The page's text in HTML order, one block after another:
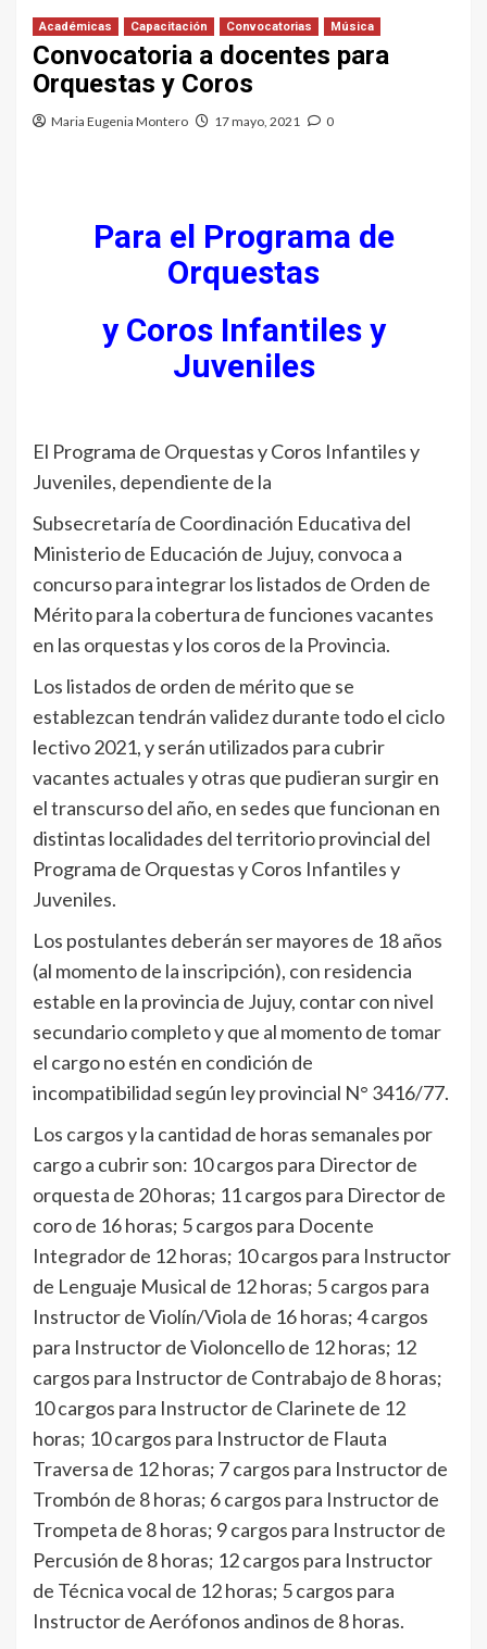
Académicas Capacitación Convocatorias Música
Convocatoria a docentes para
Orquestas y Coros
Maria Eugenia Montero 17 mayo, 2021 0
Para el Programa de
Orquestas
y Coros Infantiles y
Juveniles
El Programa de Orquestas y Coros Infantiles y
Juveniles, dependiente de la
Subsecretaría de Coordinación Educativa del
Ministerio de Educación de Jujuy, convoca a
concurso para integrar los listados de Orden de
Mérito para la cobertura de funciones vacantes
en las orquestas y los coros de la Provincia.
Los listados de orden de mérito que se
establezcan tendrán validez durante todo el ciclo
lectivo 2021, y serán utilizados para cubrir
vacantes actuales y otras que pudieran surgir en
el transcurso del año, en sedes que funcionan en
distintas localidades del territorio provincial del
Programa de Orquestas y Coros Infantiles y
Juveniles.
Los postulantes deberán ser mayores de 18 años
(al momento de la inscripción), con residencia
estable en la provincia de Jujuy, contar con nivel
secundario completo y que al momento de tomar
el cargo no estén en condición de
incompatibilidad según ley provincial N° 3416/77.
Los cargos y la cantidad de horas semanales por
cargo a cubrir son: 10 cargos para Director de
orquesta de 20 horas; 11 cargos para Director de
coro de 16 horas; 5 cargos para Docente
Integrador de 12 horas; 10 cargos para Instructor
de Lenguaje Musical de 12 horas; 5 cargos para
Instructor de Violín/Viola de 16 horas; 4 cargos
para Instructor de Violoncello de 12 horas; 12
cargos para Instructor de Contrabajo de 8 horas;
10 cargos para Instructor de Clarinete de 12
horas; 10 cargos para Instructor de Flauta
Traversa de 12 horas; 7 cargos para Instructor de
Trombón de 8 horas; 6 cargos para Instructor de
Trompeta de 8 horas; 9 cargos para Instructor de
Percusión de 8 horas; 12 cargos para Instructor
de Técnica vocal de 12 horas; 5 cargos para
Instructor de Aerófonos andinos de 8 horas.